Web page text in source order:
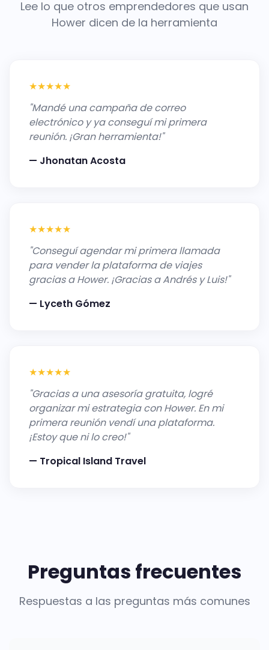
Lee lo que otros emprendedores que usan
Hower dicen de la herramienta
★★★★★
"Mandé una campaña de correo
electrónico y ya conseguí mi primera
reunión. ¡Gran herramienta!"
— Jhonatan Acosta
★★★★★
"Conseguí agendar mi primera llamada
para vender la plataforma de viajes
gracias a Hower. ¡Gracias a Andrés y Luis!"
— Lyceth Gómez
★★★★★
"Gracias a una asesoría gratuita, logré
organizar mi estrategia con Hower. En mi
primera reunión vendí una plataforma.
¡Estoy que ni lo creo!"
— Tropical Island Travel
Preguntas frecuentes
Respuestas a las preguntas más comunes